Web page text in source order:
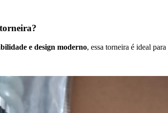
e design moderno, essa torneira é ideal